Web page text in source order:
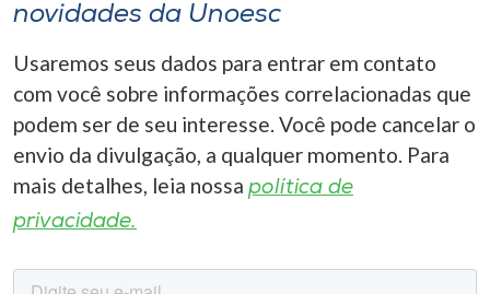
novidades da Unoesc
Usaremos seus dados para entrar em contato
com você sobre informações correlacionadas que
podem ser de seu interesse. Você pode cancelar o
envio da divulgação, a qualquer momento. Para
mais detalhes, leia nossa política de
privacidade.